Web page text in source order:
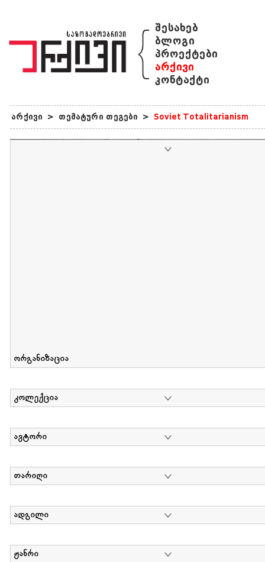
{ შესახებ
ბლოგი
პროექტები
არქივი
კონტაქტი
არქივი > თემატური თეგები > Soviet Totalitarianism
ორგანიზაცია
კოლექცია
ავტორი
თარიღი
ადგილი
ჟანრი